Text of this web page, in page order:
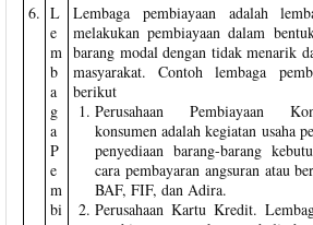
6. L
e
m
b
a
g
a
P
e
m
bi
Lembaga pembiayaan adalah
melakukan pembiayaan dalam
barang modal dengan tidak menarik
masyarakat. Contoh lembaga
berikut
Perusahaan Pembiayaan
konsumen adalah kegiatan usaha
penyediaan barang-barang
cara pembayaran angsuran atau
BAF, FIF, dan Adira.
Perusahaan Kartu Kredit.